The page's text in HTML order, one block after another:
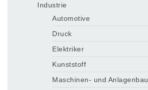
Industrie
Automotive
Druck
Elektriker
Kunststoff
Maschinen- und Anlagenbau